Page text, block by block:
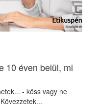
10 éven belül, mi
- köss vagy ne